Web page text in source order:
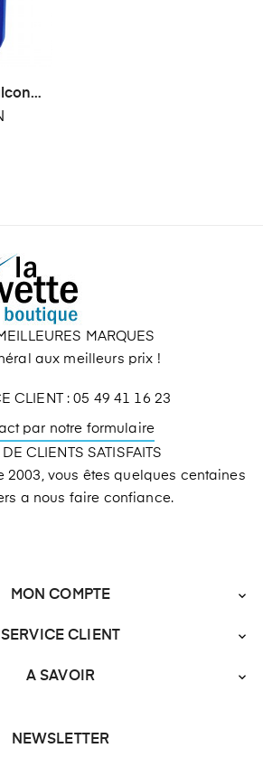
MARQUES
aux meilleurs prix !
CLIENT : 05 49 41 16 23
par notre formulaire
CLIENTS SATISFAITS
2003, vous êtes quelques centaines
a nous faire confiance.
MON COMPTE 
SERVICE CLIENT 
A SAVOIR 
NEWSLETTER